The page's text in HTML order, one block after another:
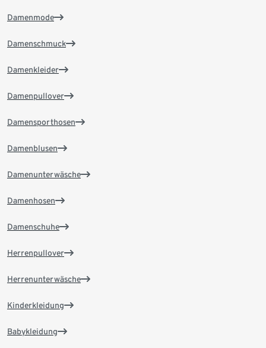
Damenmode
Damenschmuck
Damenkleider
Damenpullover
Damensporthosen
Damenblusen
Damenunterwäsche
Damenhosen
Damenschuhe
Herrenpullover
Herrenunterwäsche
Kinderkleidung
Babykleidung